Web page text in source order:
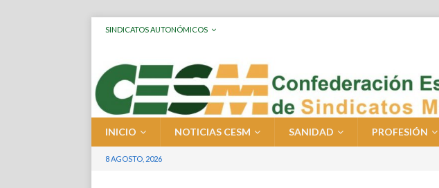
SINDICATOS AUTONÓMICOS
INICIO NOTICIAS CESM SANIDAD PROFESIÓN
8 AGOSTO, 2026